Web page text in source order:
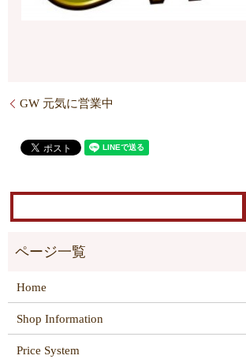
GW 元気に営業中
Home
Shop Information
Price System